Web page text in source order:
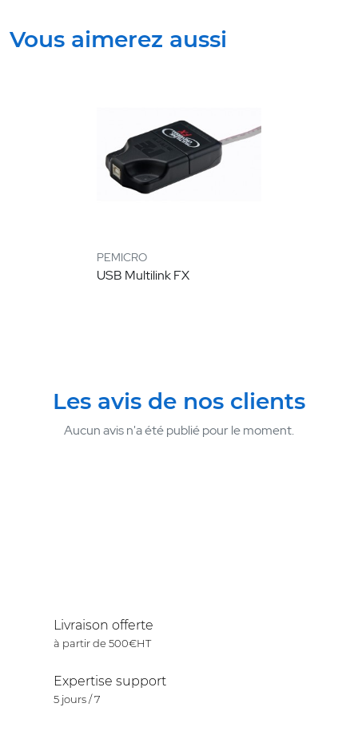
Vous aimerez aussi
PEMICRO
USB Multilink FX
Les avis de nos clients
Aucun avis n'a été publié pour le moment.
Livraison offerte
à partir de 500€HT
Expertise support
5 jours / 7